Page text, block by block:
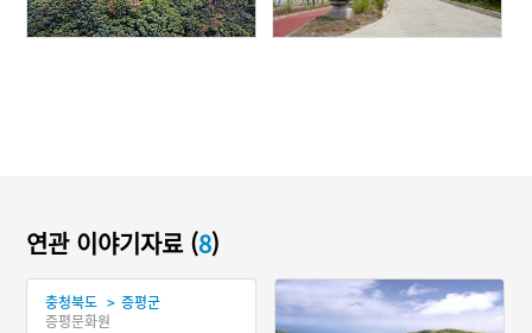
연관 이야기자료 (8)
충청북도 > 증평군
증평문화원